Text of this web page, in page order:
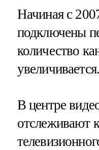
Начиная с
подключены
количество
увеличивается.
В центре
отслеживают